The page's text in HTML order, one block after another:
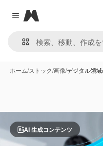
Close menu
Magnific
ホーム/ストック/画像/デジタル領
AI 生成コンテンツ